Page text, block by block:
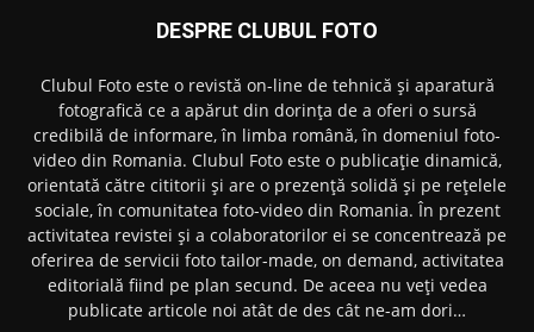
DESPRE CLUBUL FOTO
Clubul Foto este o revistă on-line de tehnică și aparatură
fotografică ce a apărut din dorința de a oferi o sursă
credibilă de informare, în limba română, în domeniul foto-
video din Romania. Clubul Foto este o publicație dinamică,
orientată către cititorii și are o prezență solidă și pe rețelele
sociale, în comunitatea foto-video din Romania. În prezent
activitatea revistei și a colaboratorilor ei se concentrează pe
oferirea de servicii foto tailor-made, on demand, activitatea
editorială fiind pe plan secund. De aceea nu veți vedea
publicate articole noi atât de des cât ne-am dori…